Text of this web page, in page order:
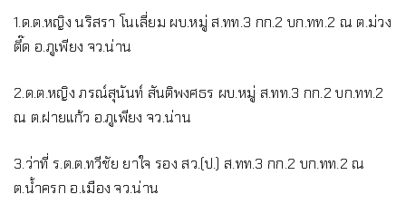
1.ด.ต.หญิง นริสรา โนเลี่ยม ผบ.หมู่ ส.ทท.3 กก.2 บก.ทท.2 ณ ต.ม่วง
ตึ๊ด อ.ภูเพียง จว.น่าน
2.ด.ต.หญิง ภรณ์สุนันท์ สันติพงศธร ผบ.หมู่ ส.ทท.3 กก.2 บก.ทท.2
ณ ต.ฝายแก้ว อ.ภูเพียง จว.น่าน
3.ว่าที่ ร.ต.ต.ทวีชัย ยาใจ รอง สว.(ป.) ส.ทท.3 กก.2 บก.ทท.2 ณ
ต.น้ำครก อ.เมือง จว.น่าน